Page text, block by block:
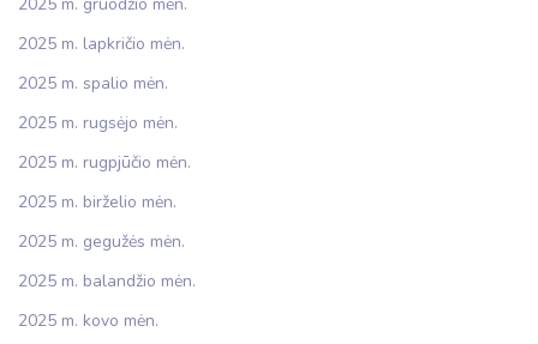
2025 m. lapkričio mėn.
2025 m. spalio mėn.
2025 m. rugsėjo mėn.
2025 m. rugpjūčio mėn.
2025 m. birželio mėn.
2025 m. gegužės mėn.
2025 m. balandžio mėn.
2025 m. kovo mėn.